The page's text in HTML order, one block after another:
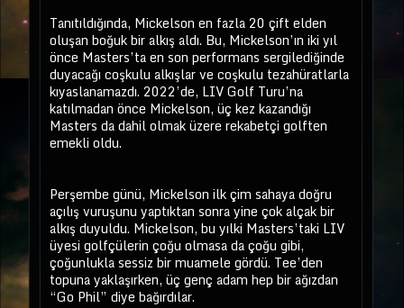
Tanıtıldığında, Mickelson en fazla 20 çift elden
oluşan boğuk bir alkış aldı. Bu, Mickelson’ın iki yıl
önce Masters’ta en son performans sergilediğinde
duyacağı coşkulu alkışlar ve coşkulu tezahüratlarla
kıyaslanamazdı. 2022’de, LIV Golf Turu’na
katılmadan önce Mickelson, üç kez kazandığı
Masters da dahil olmak üzere rekabetçi golften
emekli oldu.
Perşembe günü, Mickelson ilk çim sahaya doğru
açılış vuruşunu yaptıktan sonra yine çok alçak bir
alkış duyuldu. Mickelson, bu yılki Masters’taki LIV
üyesi golfçülerin çoğu olmasa da çoğu gibi,
çoğunlukla sessiz bir muamele gördü. Tee’den
topuna yaklaşırken, üç genç adam hep bir ağızdan
“Go Phil” diye bağırdılar.